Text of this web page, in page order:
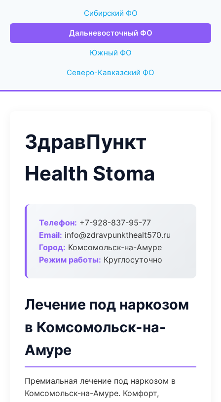
Сибирский ФО
Дальневосточный ФО
Южный ФО
Северо-Кавказский ФО
ЗдравПункт
Health Stoma
Телефон: +7-928-837-95-77
Email: info@zdravpunkthealt570.ru
Город: Комсомольск-на-Амуре
Режим работы: Круглосуточно
Лечение под наркозом
в Комсомольск-на-
Амуре
Премиальная лечение под наркозом в
Комсомольск-на-Амуре. Комфорт,